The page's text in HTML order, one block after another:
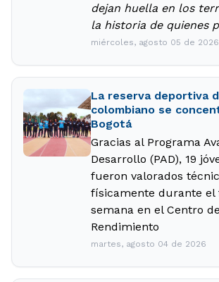
dejan huella en los
la historia de quienes
miércoles, agosto 05 de 2026
La reserva deportiva
colombiano se
Bogotá
Gracias al Programa
Desarrollo (PAD), 19
fueron valorados
físicamente durante el
semana en el Centro
Rendimiento
martes, agosto 04 de 2026